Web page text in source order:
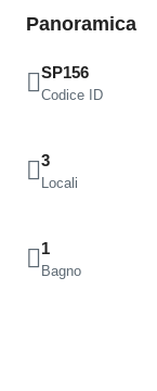
Panoramica
SP156
Codice ID
3
Locali
1
Bagno